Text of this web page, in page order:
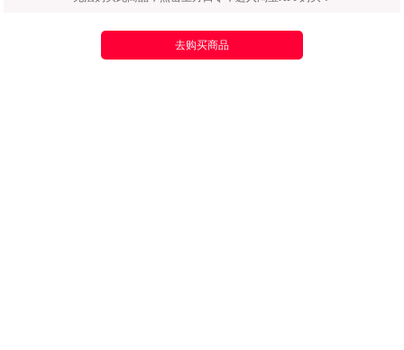
去购买商品